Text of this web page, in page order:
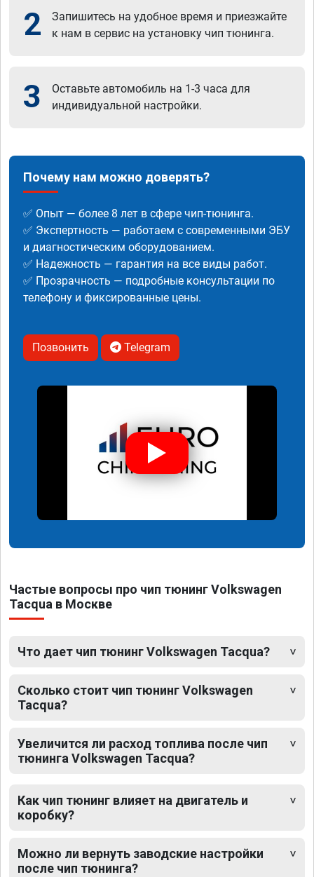
2
Запишитесь на удобное время и приезжайте
к нам в сервис на установку чип тюнинга.
3
Оставьте автомобиль на 1-3 часа для
индивидуальной настройки.
Почему нам можно доверять?
✅ Опыт — более 8 лет в сфере чип-тюнинга.
✅ Экспертность — работаем с современными ЭБУ
и диагностическим оборудованием.
✅ Надежность — гарантия на все виды работ.
✅ Прозрачность — подробные консультации по
телефону и фиксированные цены.
Позвонить Telegram
Частые вопросы про чип тюнинг Volkswagen
Tacqua в Москве
Что дает чип тюнинг Volkswagen Tacqua?
Сколько стоит чип тюнинг Volkswagen
Tacqua?
Увеличится ли расход топлива после чип
тюнинга Volkswagen Tacqua?
Как чип тюнинг влияет на двигатель и
коробку?
Можно ли вернуть заводские настройки
после чип тюнинга?